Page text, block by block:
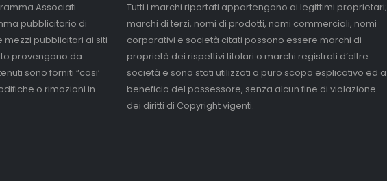
Associati
pubblicitario di
pubblicitari ai siti
provengono da
sono forniti “cosi’
o rimozioni in
Tutti i marchi riportati appartengono ai legittimi proprietari;
marchi di terzi, nomi di prodotti, nomi commerciali, nomi
corporativi e società citati possono essere marchi di
proprietà dei rispettivi titolari o marchi registrati d’altre
società e sono stati utilizzati a puro scopo esplicativo ed a
beneficio del possessore, senza alcun fine di violazione
dei diritti di Copyright vigenti.